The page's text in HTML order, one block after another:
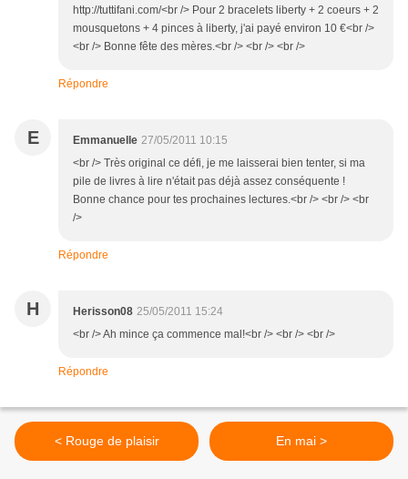
http://tuttifani.com/<br /> Pour 2 bracelets liberty + 2 coeurs + 2
mousquetons + 4 pinces à liberty, j'ai payé environ 10 €<br />
<br /> Bonne fête des mères.<br /> <br /> <br />
Répondre
E Emmanuelle 27/05/2011 10:15
<br /> Très original ce défi, je me laisserai bien tenter, si ma
pile de livres à lire n'était pas déjà assez conséquente !
Bonne chance pour tes prochaines lectures.<br /> <br /> <br
/>
Répondre
H Herisson08 25/05/2011 15:24
<br /> Ah mince ça commence mal!<br /> <br /> <br />
Répondre
< Rouge de plaisir En mai >